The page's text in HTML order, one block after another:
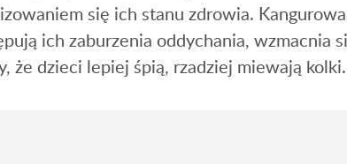
się ich stanu zdrowia.
ich zaburzenia oddychania, wzmacnia
że dzieci lepiej śpią, rzadziej miewają kolki.